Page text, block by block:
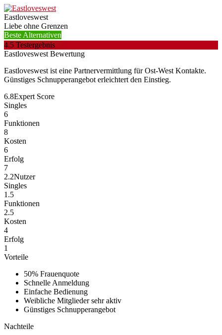
Eastloveswest
Liebe ohne Grenzen
Beste Alternativen
4.5 Testergebnis
Eastloveswest Bewertung
Eastloveswest ist eine Partnervermittlung für Ost-West Kontakte.
Günstiges Schnupperangebot erleichtert den Einstieg.
6.8Expert Score
Singles
6
Funktionen
8
Kosten
6
Erfolg
7
2.2Nutzer
Singles
1.5
Funktionen
2.5
Kosten
4
Erfolg
1
Vorteile
50% Frauenquote
Schnelle Anmeldung
Einfache Bedienung
Weibliche Mitglieder sehr aktiv
Günstiges Schnupperangebot
Nachteile